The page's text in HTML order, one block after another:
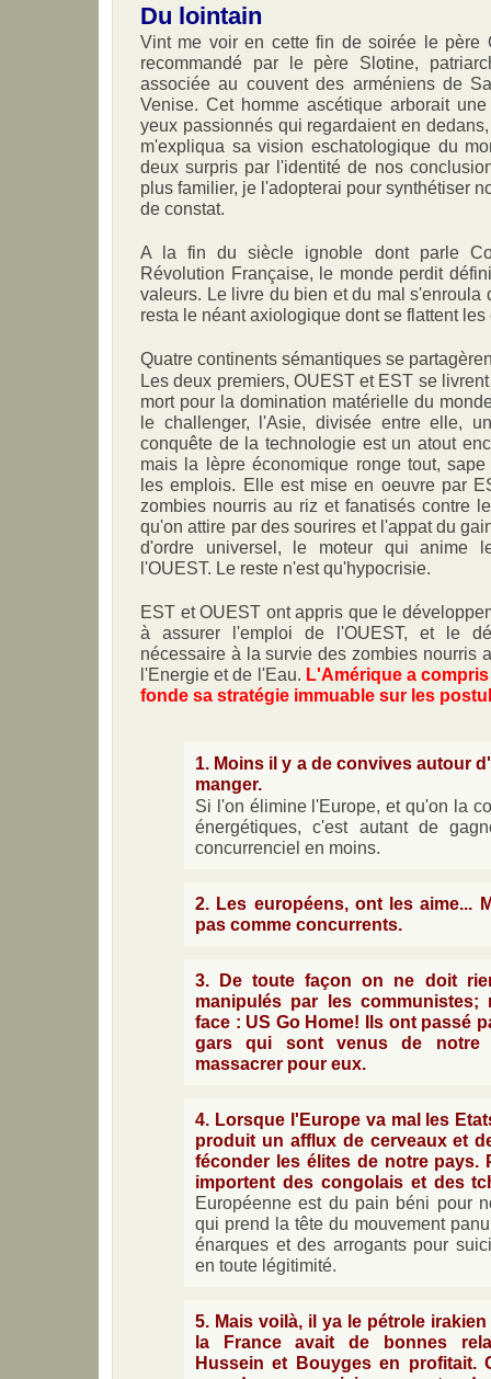
Du lointain
Vint me voir en cette fin de soirée le père
recommandé par le père Slotine,
associée au couvent des arméniens de
Venise. Cet homme ascétique arborait
yeux passionnés qui regardaient en
m'expliqua sa vision eschatologique du
deux surpris par l'identité de nos
plus familier, je l'adopterai pour synthétiser
de constat.
A la fin du siècle ignoble dont parle
Révolution Française, le monde perdit
valeurs. Le livre du bien et du mal s'enroula
resta le néant axiologique dont se flattent les
Quatre continents sémantiques se
Les deux premiers, OUEST et EST se
mort pour la domination matérielle du
le challenger, l'Asie, divisée entre elle,
conquête de la technologie est un atout
mais la lèpre économique ronge tout,
les emplois. Elle est mise en oeuvre par
zombies nourris au riz et fanatisés contre
qu'on attire par des sourires et l'appat du
d'ordre universel, le moteur qui anime
l'OUEST. Le reste n'est qu'hypocrisie.
EST et OUEST ont appris que le
à assurer l'emploi de l'OUEST, et le
nécessaire à la survie des zombies nourris
l'Energie et de l'Eau. L'Amérique a
fonde sa stratégie immuable sur les
1. Moins il y a de convives autour
manger.
Si l'on élimine l'Europe, et qu'on la
énergétiques, c'est autant de
concurrenciel en moins.
2. Les européens, ont les aime...
pas comme concurrents.
3. De toute façon on ne doit
manipulés par les
face : US Go Home! Ils ont passé
gars qui sont venus de notre
massacrer pour eux.
4. Lorsque l'Europe va mal les
produit un afflux de cerveaux et
féconder les élites de notre pays.
importent des congolais et des
Européenne est du pain béni pour
qui prend la tête du mouvement
énarques et des arrogants pour
en toute légitimité.
5. Mais voilà, il ya le pétrole
la France avait de bonnes
Hussein et Bouyges en profitait.